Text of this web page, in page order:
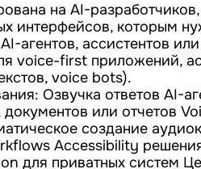
на AI-
интерфейсов, которым
агентов, ассистентов
voice-first приложений,
voice bots).
Озвучка ответов AI-
или отчетов
создание
Accessibility
для приватных систем